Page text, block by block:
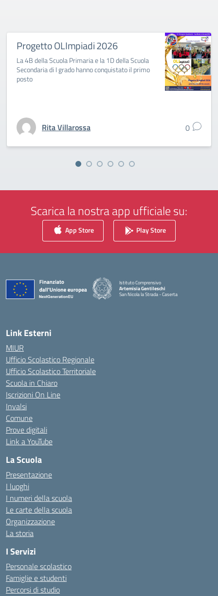
Progetto OLImpiadi 2026
La 4B della Scuola Primaria e la 1D della Scuola
Secondaria di I grado hanno conquistato il primo
posto
Rita Villarossa 0
Scarica la nostra app ufficiale su:
App Store Play Store
Istituto Comprensivo
Artemisia Gentileschi
San Nicola la Strada - Caserta
Link Esterni
MIUR
Ufficio Scolastico Regionale
Ufficio Scolastico Territoriale
Scuola in Chiaro
Iscrizioni On Line
Invalsi
Comune
Prove digitali
Link a YouTube
La Scuola
Presentazione
I luoghi
I numeri della scuola
Le carte della scuola
Organizzazione
La storia
I Servizi
Personale scolastico
Famiglie e studenti
Percorsi di studio